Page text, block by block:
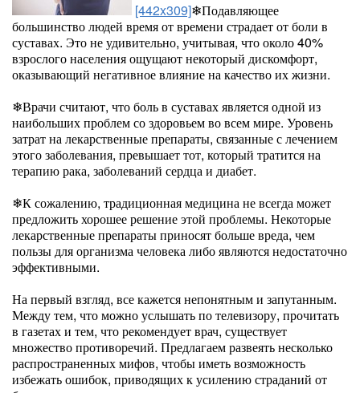
[442x309]❄Подавляющее
большинство людей время от времени страдает от боли в
суставах. Это не удивительно, учитывая, что около 40%
взрослого населения ощущают некоторый дискомфорт,
оказывающий негативное влияние на качество их жизни.
❄Врачи считают, что боль в суставах является одной из
наибольших проблем со здоровьем во всем мире. Уровень
затрат на лекарственные препараты, связанные с лечением
этого заболевания, превышает тот, который тратится на
терапию рака, заболеваний сердца и диабет.
❄К сожалению, традиционная медицина не всегда может
предложить хорошее решение этой проблемы. Некоторые
лекарственные препараты приносят больше вреда, чем
пользы для организма человека либо являются недостаточно
эффективными.
На первый взгляд, все кажется непонятным и запутанным.
Между тем, что можно услышать по телевизору, прочитать
в газетах и тем, что рекомендует врач, существует
множество противоречий. Предлагаем развеять несколько
распространенных мифов, чтобы иметь возможность
избежать ошибок, приводящих к усилению страданий от